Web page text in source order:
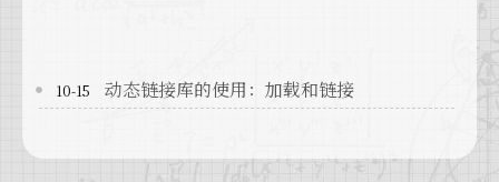
10-15 动态链接库的使用：加载和链接